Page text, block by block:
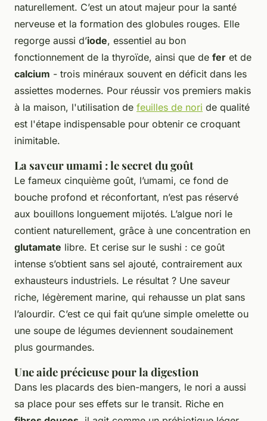
naturellement. C’est un atout majeur pour la santé
nerveuse et la formation des globules rouges. Elle
regorge aussi d’iode, essentiel au bon
fonctionnement de la thyroïde, ainsi que de fer et de
calcium - trois minéraux souvent en déficit dans les
assiettes modernes. Pour réussir vos premiers makis
à la maison, l'utilisation de feuilles de nori de qualité
est l'étape indispensable pour obtenir ce croquant
inimitable.
La saveur umami : le secret du goût
Le fameux cinquième goût, l’umami, ce fond de
bouche profond et réconfortant, n’est pas réservé
aux bouillons longuement mijotés. L’algue nori le
contient naturellement, grâce à une concentration en
glutamate libre. Et cerise sur le sushi : ce goût
intense s’obtient sans sel ajouté, contrairement aux
exhausteurs industriels. Le résultat ? Une saveur
riche, légèrement marine, qui rehausse un plat sans
l’alourdir. C’est ce qui fait qu’une simple omelette ou
une soupe de légumes deviennent soudainement
plus gourmandes.
Une aide précieuse pour la digestion
Dans les placards des bien-mangers, le nori a aussi
sa place pour ses effets sur le transit. Riche en